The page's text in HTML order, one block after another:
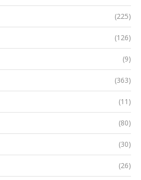
(225)
(126)
(9)
(363)
(11)
(80)
(30)
(26)